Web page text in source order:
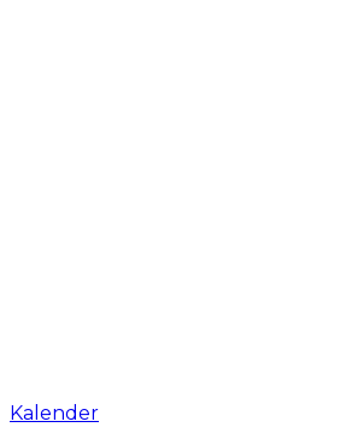
Kalender